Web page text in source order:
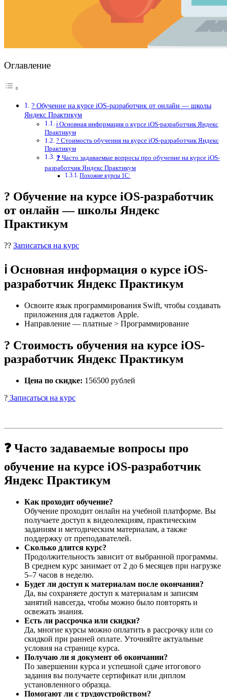
Оглавление
? Обучение на курсе iOS-разработчик от онлайн — школы
Яндекс Практикум
ℹ️ Основная информация о курсе iOS-разработчик Яндекс
Практикум
? Стоимость обучения на курсе iOS-разработчик Яндекс
Практикум
❓ Часто задаваемые вопросы про обучение на курсе iOS-
разработчик Яндекс Практикум
Похожие курсы 1С:
? Обучение на курсе iOS-разработчик
от онлайн — школы Яндекс
Практикум
?? Записаться на курс
ℹ️ Основная информация о курсе iOS-
разработчик Яндекс Практикум
Освоите язык программирования Swift, чтобы создавать
приложения для гаджетов Apple.
Направление — платные > Программирование
? Стоимость обучения на курсе iOS-
разработчик Яндекс Практикум
Цена по скидке: 156500 рублей
? Записаться на курс
❓ Часто задаваемые вопросы про
обучение на курсе iOS-разработчик
Яндекс Практикум
Как проходит обучение?
Обучение проходит онлайн на учебной платформе. Вы
получаете доступ к видеолекциям, практическим
заданиям и методическим материалам, а также
поддержку от преподавателей.
Сколько длится курс?
Продолжительность зависит от выбранной программы.
В среднем курс занимает от 2 до 6 месяцев при нагрузке
5–7 часов в неделю.
Будет ли доступ к материалам после окончания?
Да, вы сохраняете доступ к материалам и записям
занятий навсегда, чтобы можно было повторять и
освежать знания.
Есть ли рассрочка или скидки?
Да, многие курсы можно оплатить в рассрочку или со
скидкой при ранней оплате. Уточняйте актуальные
условия на странице курса.
Получаю ли я документ об окончании?
По завершении курса и успешной сдаче итогового
задания вы получаете сертификат или диплом
установленного образца.
Помогают ли с трудоустройством?